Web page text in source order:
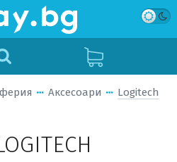
Аксесоари Logitech